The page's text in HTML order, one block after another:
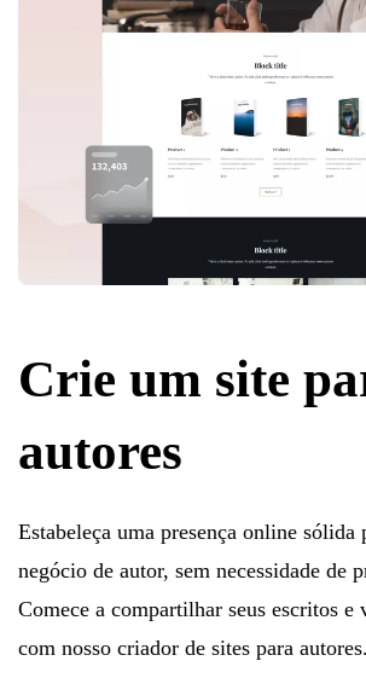
Crie um site
autores
Estabeleça uma presença online sólida
negócio de autor, sem necessidade de
Comece a compartilhar seus escritos e
com nosso criador de sites para autores.